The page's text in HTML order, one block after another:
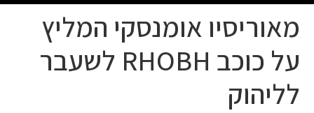
מאוריסיו אומנסקי המליץ ​​
על כוכב RHOBH לשעבר
לליהוק